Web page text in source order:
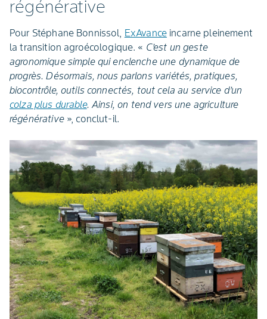
régénérative
Pour Stéphane Bonnissol, ExAvanceincarne pleinement
la transition agroécologique. « C’est un geste
agronomique simple qui enclenche une dynamique de
progrès. Désormais, nous parlons variétés, pratiques,
biocontrôle, outils connectés, tout cela au service d’un
colza plus durable. Ainsi, on tend vers une agriculture
régénérative», conclut-il.